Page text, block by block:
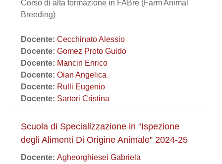
Corso di alta formazione in FABre (Farm Animal
Breeding)
Docente: Cecchinato Alessio
Docente: Gomez Proto Guido
Docente: Mancin Enrico
Docente: Oian Angelica
Docente: Rulli Eugenio
Docente: Sartori Cristina
Scuola di Specializzazione in “Ispezione
degli Alimenti Di Origine Animale” 2024-25
Docente: Agheorghiesei Gabriela